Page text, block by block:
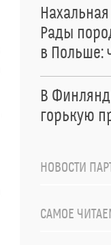
Рады
в Польше:
В
горькую
НОВОСТИ
САМОЕ